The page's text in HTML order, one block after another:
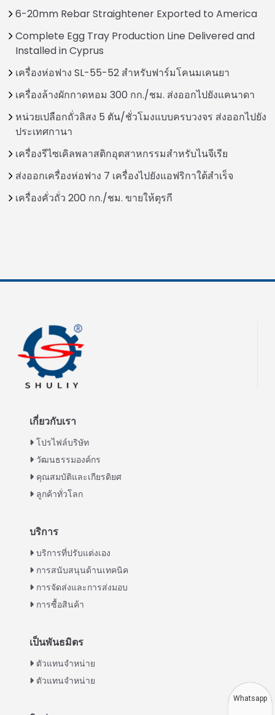
6-20mm Rebar Straightener Exported to America
Complete Egg Tray Production Line Delivered and
Installed in Cyprus
เครื่องห่อฟาง SL-55-52 สำหรับฟาร์มโคนมเคนยา
เครื่องล้างผักกาดหอม 300 กก./ชม. ส่งออกไปยังแคนาดา
หน่วยเปลือกถั่วลิสง 5 ตัน/ชั่วโมงแบบครบวงจร ส่งออกไปยัง
ประเทศกานา
เครื่องรีไซเคิลพลาสติกอุตสาหกรรมสำหรับไนจีเรีย
ส่งออกเครื่องห่อฟาง 7 เครื่องไปยังแอฟริกาใต้สำเร็จ
เครื่องคั่วถั่ว 200 กก./ชม. ขายให้ตุรกี
เกี่ยวกับเรา
โปรไฟล์บริษัท
วัฒนธรรมองค์กร
คุณสมบัติและเกียรติยศ
ลูกค้าทั่วโลก
บริการ
บริการที่ปรับแต่งเอง
การสนับสนุนด้านเทคนิค
การจัดส่งและการส่งมอบ
การซื้อสินค้า
เป็นพันธมิตร
ตัวแทนจำหน่าย
ตัวแทนจำหน่าย
Whatsapp